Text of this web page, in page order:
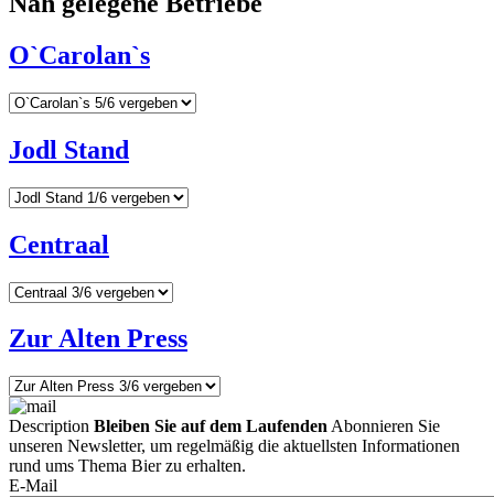
O`Carolan`s
Jodl Stand
Centraal
Zur Alten Press
Description Bleiben Sie auf dem Laufenden Abonnieren Sie
unseren Newsletter, um regelmäßig die aktuellsten Informationen
rund ums Thema Bier zu erhalten.
E-Mail